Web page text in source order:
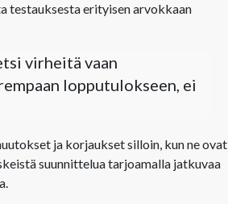
testauksesta erityisen arvokkaan
virheitä vaan
lopputulokseen, ei
ja korjaukset silloin, kun ne ovat
suunnittelua tarjoamalla jatkuvaa